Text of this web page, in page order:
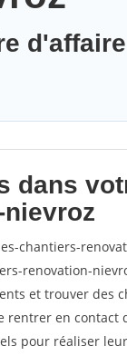
dans
chantiers-
renovation-
et trouver des
en contact
pour réaliser